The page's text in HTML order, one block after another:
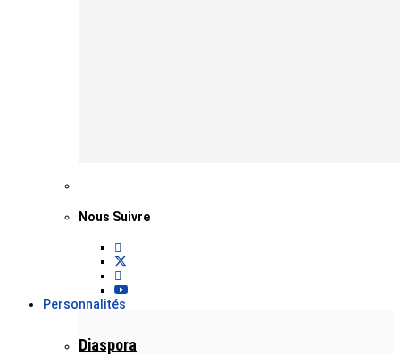
Nous Suivre
Personnalités
Diaspora